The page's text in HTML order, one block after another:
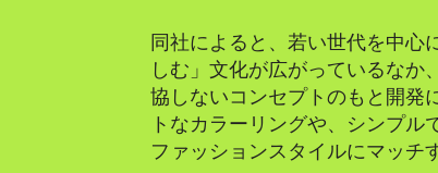
同社によると、若い世代を中心
しむ」文化が広がっているな
協しないコンセプトのもと開発
トなカラーリングや、シンプ
ファッションスタイルにマッチ